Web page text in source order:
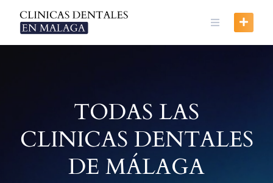
content
TODAS LAS
CLINICAS DENTALES
DE MÁLAGA